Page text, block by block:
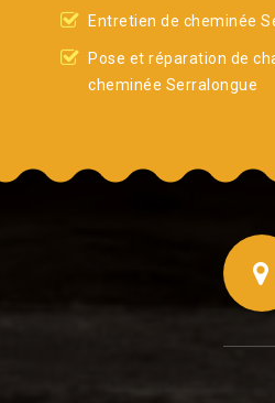
Entretien de cheminée
Pose et réparation de
cheminée Serralongue